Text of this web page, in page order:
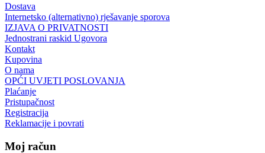
Dostava
Internetsko (alternativno) rješavanje sporova
IZJAVA O PRIVATNOSTI
Jednostrani raskid Ugovora
Kontakt
Kupovina
O nama
OPĆI UVJETI POSLOVANJA
Plaćanje
Pristupačnost
Registracija
Reklamacije i povrati
Moj račun